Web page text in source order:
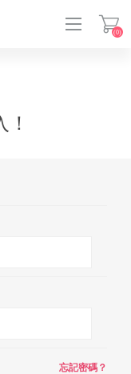
(0)
忘記密碼？